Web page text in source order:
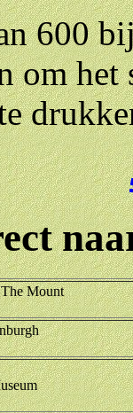
600
om
Mount